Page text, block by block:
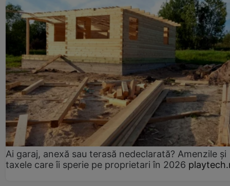
Ai garaj, anexă sau terasă nedeclarată? Amenzile și
taxele care îi sperie pe proprietari în 2026